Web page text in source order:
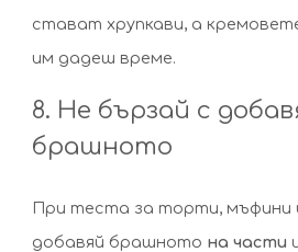
стават хрупкави, а
им дадеш време.
8. Не бързай с
брашното
При теста за торти, мъфини
добавяй брашното на части